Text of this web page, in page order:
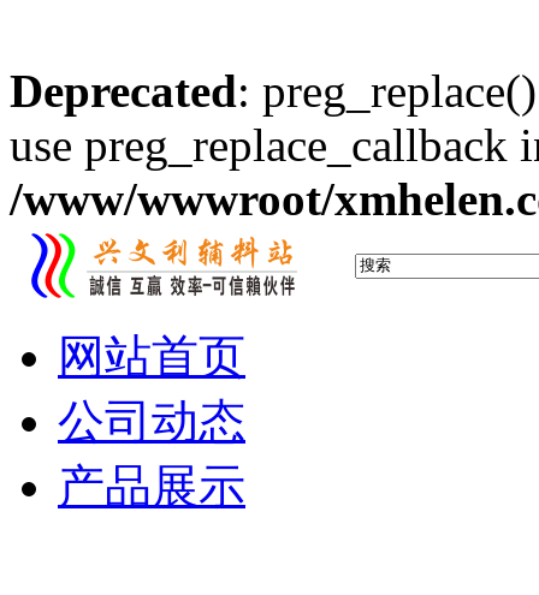
Deprecated:
use preg_replace_callback
/www/wwwroot/
网站首页
公司动态
产品展示